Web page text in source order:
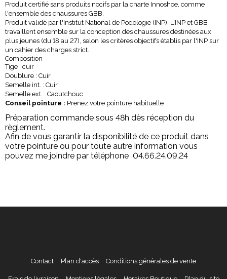
Produit certifié sans produits nocifs par la charte Innoshoe, comme
l'ensemble des chaussures GBB.
Produit validé par l'Institut National de Podologie (INP). L'INP et GBB
travaillent ensemble sur la conception des chaussures destinées aux
plus jeunes (du 18 au 27), selon les critères objectifs établis par l'INP sur
un cahier des charges strict.
Composition
Tige : cuir
Doublure : Cuir
Semelle int. : Cuir
Semelle ext. : Caoutchouc
Conseil pointure : Prenez votre pointure habituelle
Préparation commande sous 48h dès réception du
règlement.
Afin de vous garantir la disponibilité de ce produit dans
votre pointure ou pour toute autre information vous
pouvez me joindre par téléphone 04.66.24.09.24
Contact Plan d'accès Conditions générales de vente